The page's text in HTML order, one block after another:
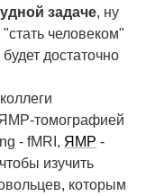
задаче, ну
человеком"
достаточно
томографией
- fMRI, ЯМР -
изучить
которым